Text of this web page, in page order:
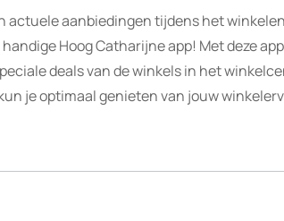
actuele aanbiedingen tijdens het
Hoog Catharijne app! Met deze
deals van de winkels in het
je optimaal genieten van jouw